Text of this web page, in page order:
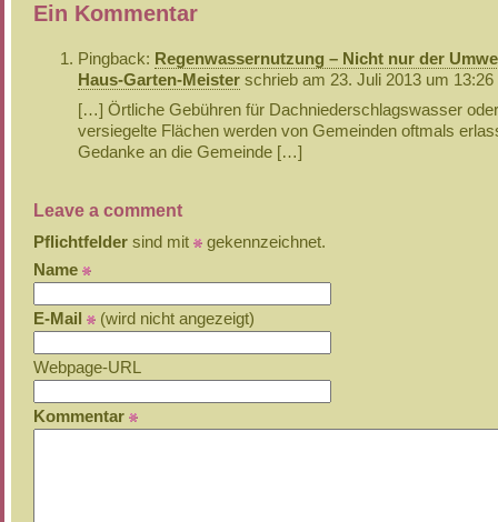
Ein Kommentar
Pingback: Regenwassernutzung – Nicht nur der
Haus-Garten-Meister schrieb am 23. Juli 2013 um 13:26
[…] Örtliche Gebühren für Dachniederschlagswasser
versiegelte Flächen werden von Gemeinden oftmals
Gedanke an die Gemeinde […]
Leave a comment
Pflichtfelder sind mit
gekennzeichnet.
Name
E-Mail (wird nicht angezeigt)
Webpage-URL
Kommentar